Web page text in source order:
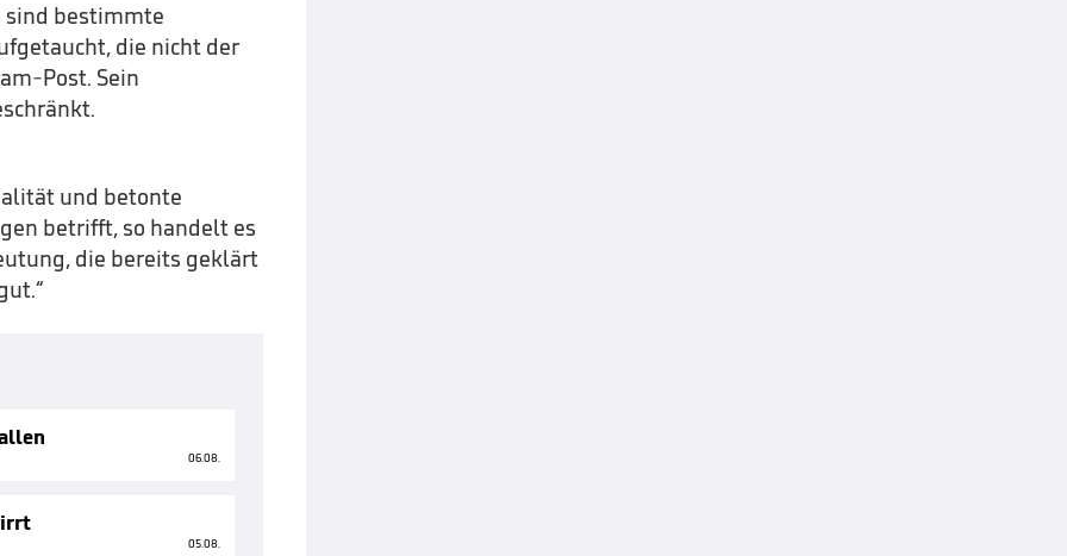
sind bestimmte
die nicht der
Post. Sein
und betonte
betrifft, so handelt es
die bereits geklärt
06.08.
05.08.